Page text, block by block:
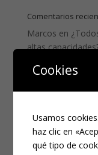
Comentarios
Marcos en
altas
Montserrat
Demanda, cómo
line!!
Demanda tienen
Zhellyen La Alta
Cookies
Usamos
haz clic en
qué tipo de